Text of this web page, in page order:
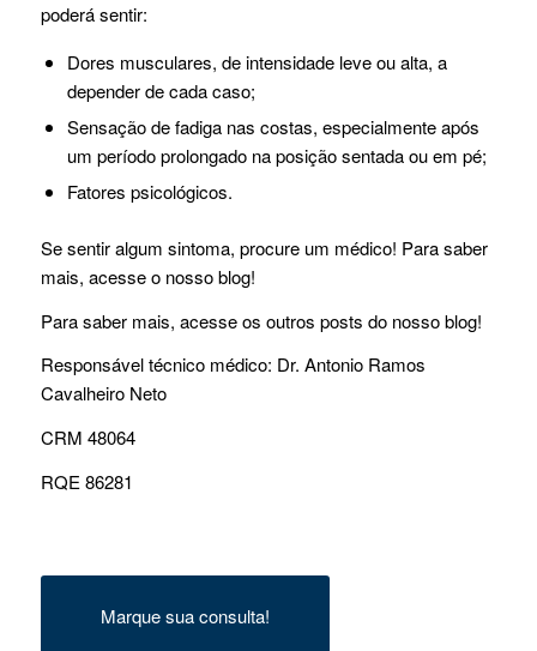
poderá sentir:
Dores musculares, de intensidade leve ou alta, a
depender de cada caso;
Sensação de fadiga nas costas, especialmente após
um período prolongado na posição sentada ou em pé;
Fatores psicológicos.
Se sentir algum sintoma, procure um médico! Para saber
mais, acesse o nosso blog!
Para saber mais, acesse os outros posts do nosso blog!
Responsável técnico médico: Dr. Antonio Ramos
Cavalheiro Neto
CRM 48064
RQE 86281
Marque sua consulta!